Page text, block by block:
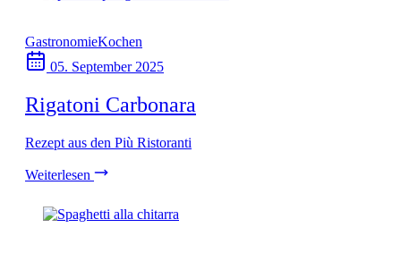
GastronomieKochen
05. September 2025
Rigatoni Carbonara
Rezept aus den Più Ristoranti
Weiterlesen